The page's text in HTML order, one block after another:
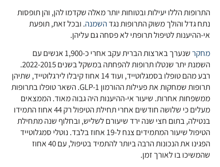
התרופות הללו יעילות ובטוחות יותר מאלה שקדמו להן, והן תופסות
נתח גדל והולך משוק התרופות נגדהשמנה. ובכל זאת, תופעת
אי-ההיענות לטיפול תרופתי לא פסחה גם עליהן.
מחקר
שנערך בארצות הברית עקב אחרי כ-1,900 אנשים עם
השמנת יתר שנטלו תרופות להפחתה במשקל בשנים 2022-2015.
רבע מהם טופלו בסמגלוטייד, ועוד 14 אחוז קיבלו לירגלוטייד, שתיהן
תרופות שמחקות את פעילות ההורמון GLP-1. השאר טופלו בתרופות
ממשפחות אחרות. שיעור אי-ההיענות היה גבוה מאוד. הממצאים
מעלים כי שלושה חודשים אחרי תחילת הטיפול רק 44 אחוז התמידו
בנטילה, בתום חצי שנה ירד שיעורם לשליש, ובחלוף שנה מתחילת
הטיפול שיעור המתמידים צנח ל-19 אחוז בלבד. נוטלי סמגלוטייד
הפגינו את הנכונות הרבה ביותר להתמיד בטיפול, עם 40 אחוז
שהמשיכו בו לאורך זמן.